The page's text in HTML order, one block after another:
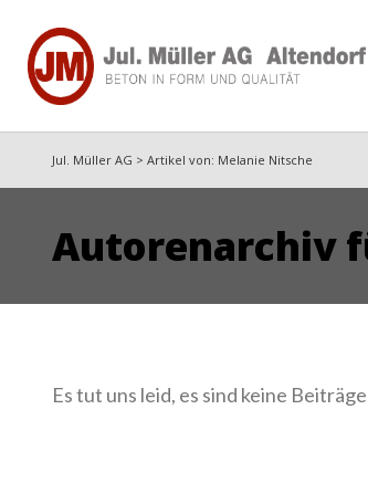
Jul. Müller AG > Artikel von: Melanie Nitsche
Autorenarchiv
Es tut uns leid, es sind keine